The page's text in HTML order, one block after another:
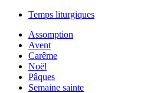
Temps liturgiques
Assomption
Avent
Carême
Noël
Pâques
Semaine sainte